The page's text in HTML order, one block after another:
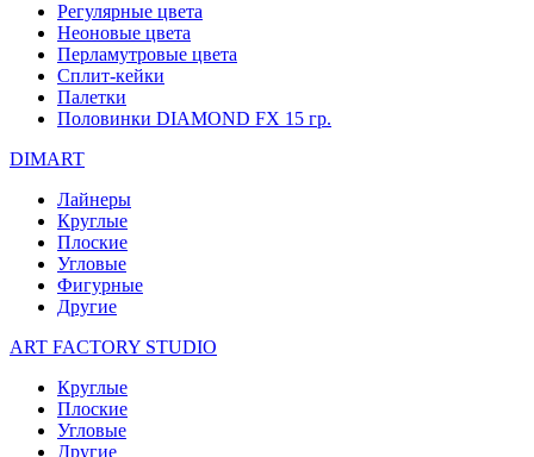
Регулярные цвета
Неоновые цвета
Перламутровые цвета
Сплит-кейки
Палетки
Половинки DIAMOND FX 15 гр.
DIMART
Лайнеры
Круглые
Плоские
Угловые
Фигурные
Другие
ART FACTORY STUDIO
Круглые
Плоские
Угловые
Другие